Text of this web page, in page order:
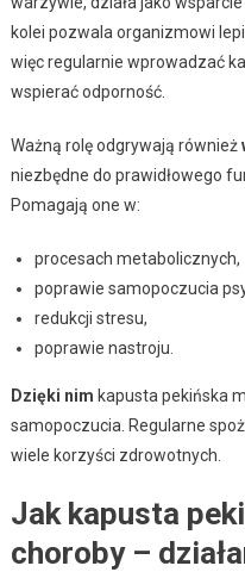
kolei pozwala organizmowi
więc regularnie wprowadzać
wspierać odporność.
Ważną rolę odgrywają również
niezbędne do prawidłowego
Pomagają one w:
procesach metabolicznych,
poprawie samopoczucia
redukcji stresu,
poprawie nastroju.
Dzięki nim kapusta pekińska
samopoczucia. Regularne
wiele korzyści zdrowotnych.
Jak kapusta
choroby –